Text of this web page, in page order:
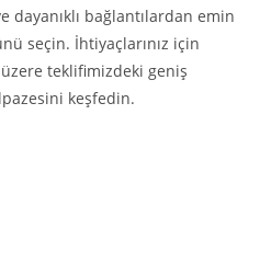
dayanıklı bağlantılardan emin
seçin. İhtiyaçlarınız için
teklifimizdeki geniş
keşfedin.